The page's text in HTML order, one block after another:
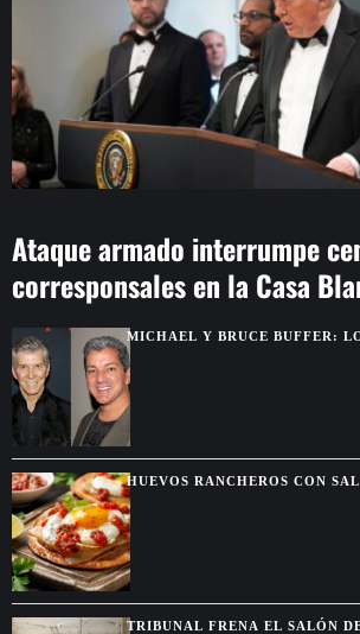
Ataque armado interrumpe
corresponsales en la Casa
WashingtonMICHAEL Y BRUCE BUFFER:
SE DESCUBRIERON GRACIAS A
TELEVISIÓN
HUEVOS RANCHEROS CON
TORTILLAS DORADAS Y SABOR
MEXICANO
TRIBUNAL FRENA EL SALÓN